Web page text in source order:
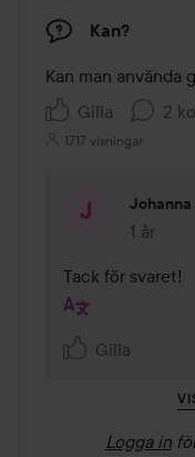
Kan?
Kan man använda
Gilla
2
1717 visningar
Johanna
1 år
Tack för svaret!
Gilla
Logga in